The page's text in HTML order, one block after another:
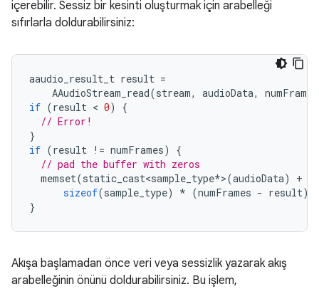
içerebilir. Sessiz bir kesinti oluşturmak için arabelleği
sıfırlarla doldurabilirsiniz:
aaudio_result_t result =
AAudioStream_read(stream, audioData, numFrames
if (result < 0)
{
// Error!
}
if (result != numFrames)
{
// pad the buffer with zeros
memset(static_cast<sample_type*>(audioData) +
sizeof(sample_type) * (numFrames - result)
}
Akışa başlamadan önce veri veya sessizlik yazarak akış
arabelleğinin önünü doldurabilirsiniz. Bu işlem,